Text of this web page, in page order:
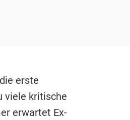
erste
viele kritische
erwartet Ex-